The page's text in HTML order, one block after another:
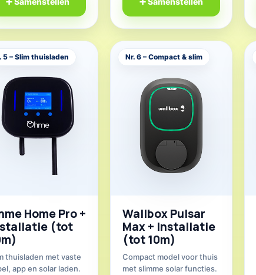
5 – Slim thuisladen
Home Pro +
(tot
thuisladen met vaste
app en solar laden.
Nr. 6 – Compact & slim
Wallbox Pulsar
Max + Installatie
(tot 10m)
Compact model voor thuis
met slimme solar functies.